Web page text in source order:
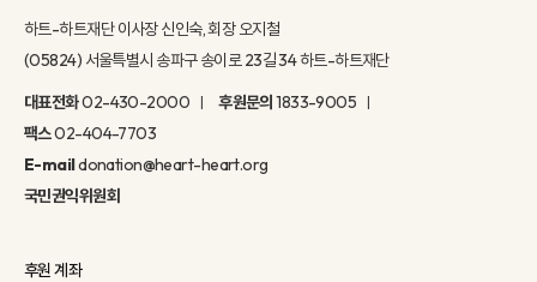
하트-하트재단 이사장 신인숙, 회장 오지철
(05824) 서울특별시 송파구 송이로 23길 34 하트-하트재단
대표전화02-430-2000 후원문의1833-9005
팩스02-404-7703
E-maildonation@heart-heart.org
국민권익위원회
후원 계좌